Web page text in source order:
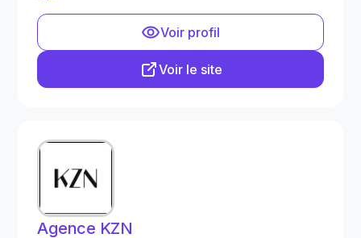
Voir profil
Voir le site
Agence KZN